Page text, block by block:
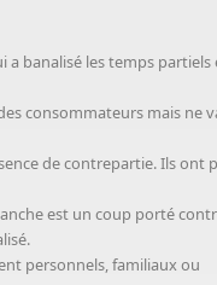
banalisé les temps partiels
consommateurs mais ne
de contrepartie. Ils ont
est un coup porté
personnels, familiaux ou